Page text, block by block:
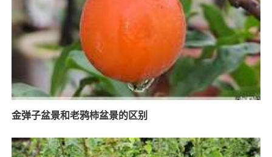
金弹子盆景和老鸦柿盆景的区别